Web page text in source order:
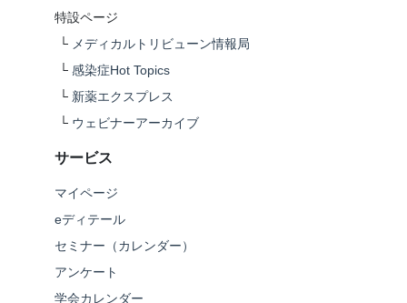
特設ページ
└ メディカルトリビューン情報局
└ 感染症Hot Topics
└ 新薬エクスプレス
└ ウェビナーアーカイブ
サービス
マイページ
eディテール
セミナー（カレンダー）
アンケート
学会カレンダー